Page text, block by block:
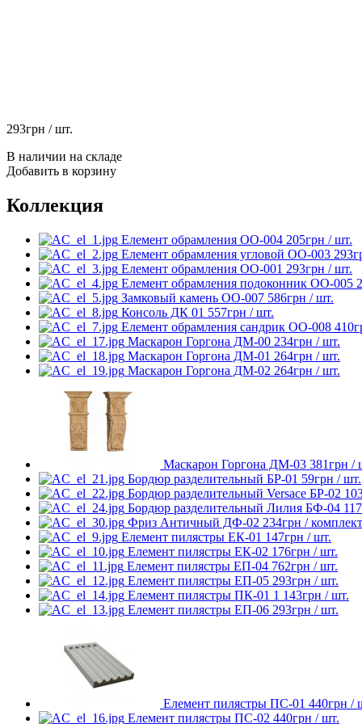
293грн / шт.
В наличии на складе
Добавить в корзину
Коллекция
Елемент обрамления ОО-004 205грн / шт.
Елемент обрамления угловой ОО-003 293
Елемент обрамления ОО-001 293грн / шт.
Елемент обрамления подоконник ОО-005
Замковый камень ОО-007 586грн / шт.
Консоль ДК 01 557грн / шт.
Елемент обрамления сандрик ОО-008 410
Маскарон Горгона ДМ-00 234грн / шт.
Маскарон Горгона ДМ-01 264грн / шт.
Маскарон Горгона ДМ-02 264грн / шт.
Маскарон Горгона ДМ-03 381грн /
Бордюр разделительный БР-01 59грн / шт.
Бордюр разделительный Versace БР-02
Бордюр разделительный Лилия БФ-04 117
Фриз Античный ДФ-02 234грн / комплект
Елемент пилястры ЕК-01 147грн / шт.
Елемент пилястры ЕК-02 176грн / шт.
Елемент пилястры ЕП-04 762грн / шт.
Елемент пилястры ЕП-05 293грн / шт.
Елемент пилястры ПК-01 1 143грн / шт.
Елемент пилястры ЕП-06 293грн / шт.
Елемент пилястры ПС-01 440грн /
Елемент пилястры ПС-02 440грн / шт.